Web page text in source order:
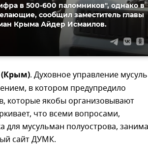
в 500-600 паломников", однако в
сообщил заместитель главы
Крыма Айдер Исмаилов.
. Духовное управление
в котором предупредило
которые якобы организовывают
что всеми вопросами,
мусульман полуострова,
сайт ДУМК.